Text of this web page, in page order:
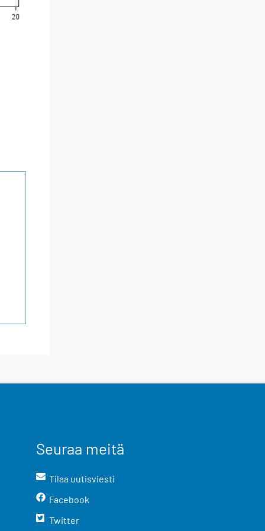
Seuraa meitä
Tilaa uutisviesti
Facebook
Twitter